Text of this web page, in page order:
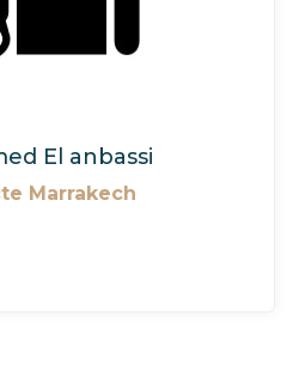
El anbassi
Marrakech